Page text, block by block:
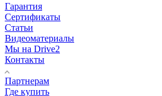
Гарантия
Сертификаты
Статьи
Видеоматериалы
Мы на Drive2
Контакты
Партнерам
Где купить